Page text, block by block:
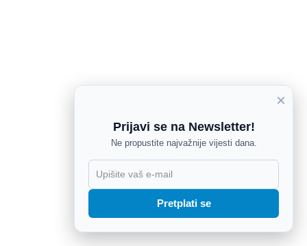
×
Prijavi se na Newsletter!
Ne propustite najvažnije vijesti dana.
Pretplati se